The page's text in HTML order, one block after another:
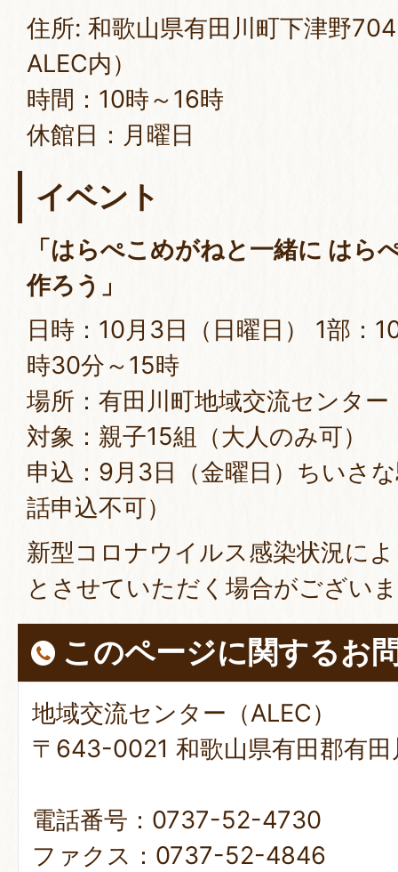
住所: 和歌山県有田川町下津野
ALEC内）
時間：10時～16時
休館日：月曜日
イベント
「はらぺこめがねと一緒に はら
作ろう」
日時：10月3日（日曜日） 1部：
時30分～15時
場所：有田川町地域交流センター
対象：親子15組（大人のみ可）
申込：9月3日（金曜日）ちいさ
話申込不可）
新型コロナウイルス感染状況に
とさせていただく場合がござい
このページに関するお
地域交流センター（ALEC）
〒643-0021 和歌山県有田郡有
電話番号：0737-52-4730
ファクス：0737-52-4846